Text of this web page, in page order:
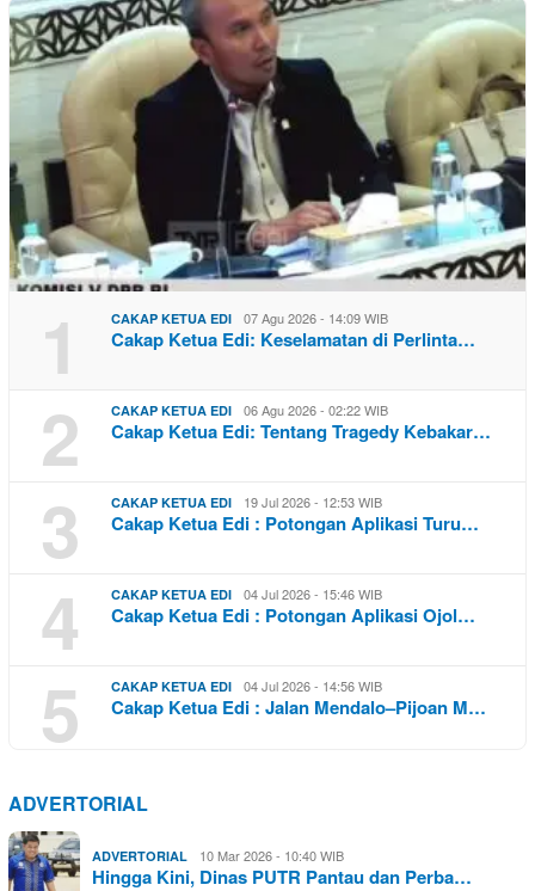
1 CAKAP KETUA EDI 07 Agu 2026 - 14:09 WIB
Cakap Ketua Edi: Keselamatan di Perlinta…
2 CAKAP KETUA EDI 06 Agu 2026 - 02:22 WIB
Cakap Ketua Edi: Tentang Tragedy Kebakar…
3 CAKAP KETUA EDI 19 Jul 2026 - 12:53 WIB
Cakap Ketua Edi : Potongan Aplikasi Turu…
4 CAKAP KETUA EDI 04 Jul 2026 - 15:46 WIB
Cakap Ketua Edi : Potongan Aplikasi Ojol…
5 CAKAP KETUA EDI 04 Jul 2026 - 14:56 WIB
Cakap Ketua Edi : Jalan Mendalo–Pijoan M…
ADVERTORIAL
ADVERTORIAL 10 Mar 2026 - 10:40 WIB
Hingga Kini, Dinas PUTR Pantau dan Perba…